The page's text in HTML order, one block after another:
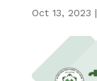
Oct 13, 2023 |